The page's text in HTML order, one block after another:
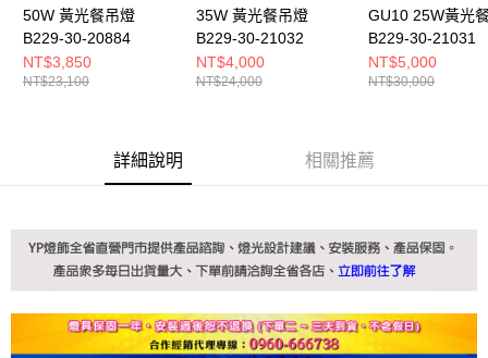
時審查核予不同之上限額度；若仍有額度不足之情形，本公司將視審查結果
５．嚴禁一人註冊多個帳號或使用他人資訊註冊。若發現惡意使用之情形，
恩沛科技股份有限公司將有權停止該用戶之使用額度並採取法律行動。
50W 黃光餐吊燈
B229-30-20884
NT$3,850
NT$23,100
35W 黃光餐吊燈
B229-30-21032
NT$4,000
NT$24,000
GU10 25W黃光
B229-30-21031
NT$5,000
NT$30,000
詳細說明 相關推薦